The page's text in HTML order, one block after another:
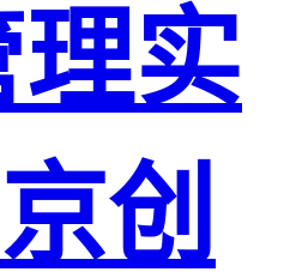
实
创